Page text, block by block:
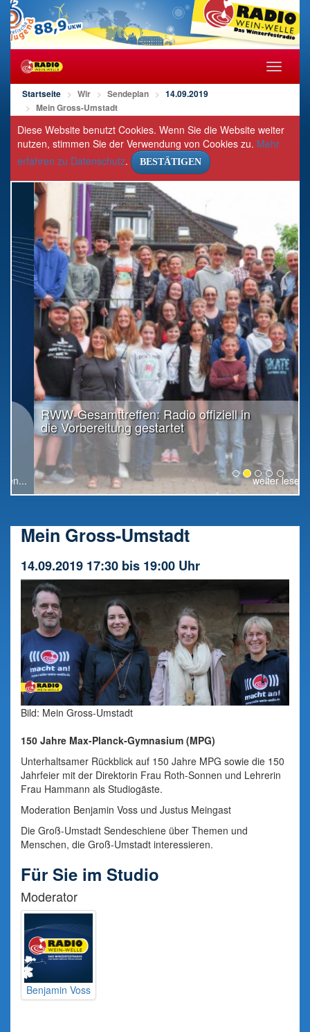
öffnen/
Startseite Wir Sendeplan
14.09.2019
Mein Gross-Umstadt
Diese Website benutzt Cookies. Wenn Sie die Website weiter
nutzen, stimmen Sie der Verwendung von Cookies zu. Mehr
erfahren zu Datenschutz. BESTÄTIGEN
RWW-Gesamttreffen: Radio offiziell in
die Vorbereitung gestartet
weiter lesen...
Mein Gross-Umstadt
14.09.2019 17:30 bis 19:00 Uhr
Bild: Mein Gross-Umstadt
150 Jahre Max-Planck-Gymnasium (MPG)
Unterhaltsamer Rückblick auf 150 Jahre MPG sowie die 150
Jahrfeier mit der Direktorin Frau Roth-Sonnen und Lehrerin
Frau Hammann als Studiogäste.
Moderation Benjamin Voss und Justus Meingast
Die Groß-Umstadt Sendeschiene über Themen und
Menschen, die Groß-Umstadt interessieren.
Für Sie im Studio
Moderator
Benjamin Voss